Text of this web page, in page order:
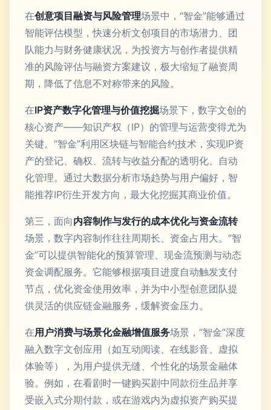
在创意项目融资与风险管理场景中，“智金”能够通过
智能评估模型，快速分析文创项目的市场潜力、团
队能力与财务健康状况，为投资方与创作者提供精
准的风险评估与融资方案建议，极大缩短了融资周
期，降低了信息不对称带来的风险。
在IP资产数字化管理与价值挖掘场景下，数字文创的
核心资产——知识产权（IP）的管理与运营变得尤为
关键。“智金”利用区块链与智能合约技术，实现IP资
产的登记、确权、流转与收益分配的透明化、自动
化管理。通过大数据分析市场趋势与用户偏好，智
能推荐IP衍生开发方向，最大化挖掘其商业价值。
第三，面向内容制作与发行的成本优化与资金流转
场景，数字内容制作往往周期长、资金占用大。“智
金”可以提供智能化的预算管理、现金流预测与动态
资金调配服务。它能够根据项目进度自动触发支付
节点，优化资金使用效率，并为中小型创意团队提
供灵活的供应链金融服务，缓解资金压力。
在用户消费与场景化金融增值服务场景，“智金”深度
融入数字文创应用（如互动阅读、在线影音、虚拟
体验等），为用户提供无缝、个性化的场景金融体
验。例如，在看剧时一键购买剧中同款衍生品并享
受嵌入式分期付款，或在游戏内为虚拟资产购买提